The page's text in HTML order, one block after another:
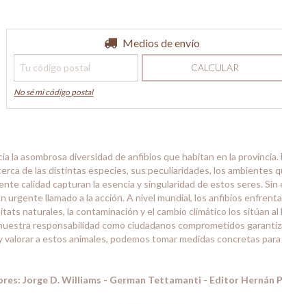
Medios de envío
CALCULAR
No sé mi código postal
la asombrosa diversidad de anfibios que habitan en la
de las distintas especies, sus peculiaridades, los ambientes
calidad capturan la esencia y singularidad de estos seres.
urgente llamado a la acción. A nivel mundial, los anfibios
naturales, la contaminación y el cambio climático los sitúan al
responsabilidad como ciudadanos comprometidos
a estos animales, podemos tomar medidas concretas
Jorge D. Williams - German Tettamanti - Editor Hernán